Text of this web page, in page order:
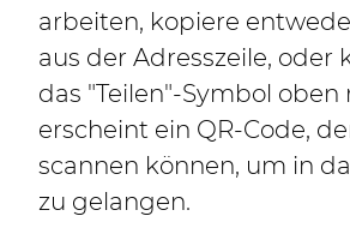
arbeiten, kopiere
aus der Adresszeile, oder
das "Teilen"-Symbol oben
erscheint ein QR-Code,
scannen können, um in
zu gelangen.